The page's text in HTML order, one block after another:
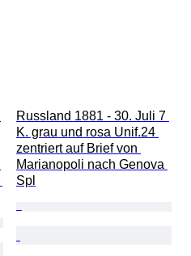
Russland 1881 - 30. Juli 7
K. grau und rosa Unif.24
zentriert auf Brief von
Marianopoli nach Genova
Spl